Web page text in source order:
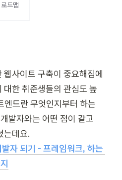
드맵
사이트 구축이 중요해짐에
대한 취준생들의 관심도 높
엔드란 무엇인지부터 하는
발자와는 어떤 점이 같고
는데요.
자 되기 - 프레임워크, 하는